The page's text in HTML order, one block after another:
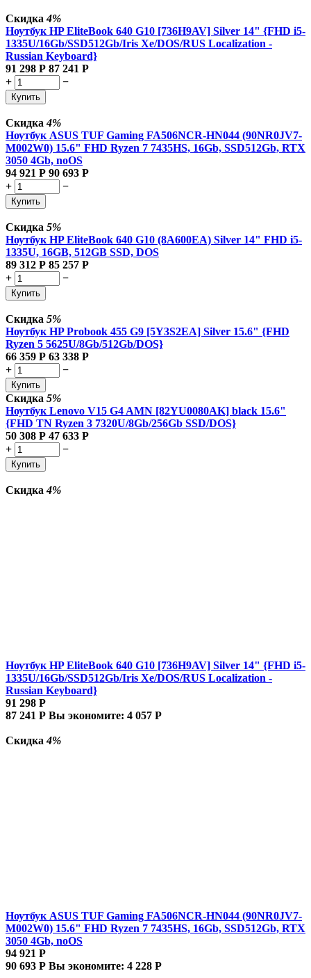
Скидка4%
Ноутбук HP EliteBook 640 G10 [736H9AV] Silver 14" {FHD i5-
1335U/16Gb/SSD512Gb/Iris Xe/DOS/RUS Localization -
Russian Keyboard}
91 298 Р 87 241 Р
+
−
Купить
Скидка4%
Ноутбук ASUS TUF Gaming FA506NCR-HN044 (90NR0JV7-
M002W0) 15.6" FHD Ryzen 7 7435HS, 16Gb, SSD512Gb, RTX
3050 4Gb, noOS
94 921 Р 90 693 Р
+
−
Купить
Скидка 5%
Ноутбук HP EliteBook 640 G10 (8A600EA) Silver 14" FHD i5-
1335U, 16GB, 512GB SSD, DOS
89 312 Р 85 257 Р
+
−
Купить
Скидка 5%
Ноутбук HP Probook 455 G9 [5Y3S2EA] Silver 15.6" {FHD
Ryzen 5 5625U/8Gb/512Gb/DOS}
66 359 Р 63 338 Р
+
−
Купить
Скидка 5%
Ноутбук Lenovo V15 G4 AMN [82YU0080AK] black 15.6"
{FHD TN Ryzen 3 7320U/8Gb/256Gb SSD/DOS}
50 308 Р 47 633 Р
+
−
Купить
Скидка4%
Ноутбук HP EliteBook 640 G10 [736H9AV] Silver 14" {FHD i5-
1335U/16Gb/SSD512Gb/Iris Xe/DOS/RUS Localization -
Russian Keyboard}
91 298 Р
87 241 Р Вы экономите: 4 057 Р
Скидка4%
Ноутбук ASUS TUF Gaming FA506NCR-HN044 (90NR0JV7-
M002W0) 15.6" FHD Ryzen 7 7435HS, 16Gb, SSD512Gb, RTX
3050 4Gb, noOS
94 921 Р
90 693 Р Вы экономите: 4 228 Р